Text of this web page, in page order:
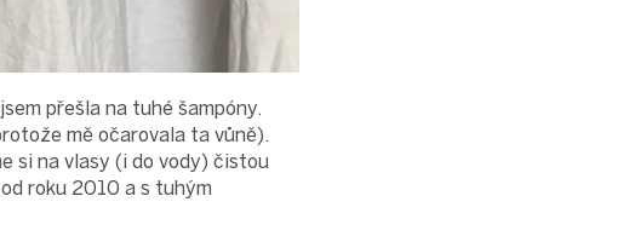
přešla na tuhé šampóny.
mě očarovala ta vůně).
si na vlasy (i do vody) čistou
roku 2010 a s tuhým